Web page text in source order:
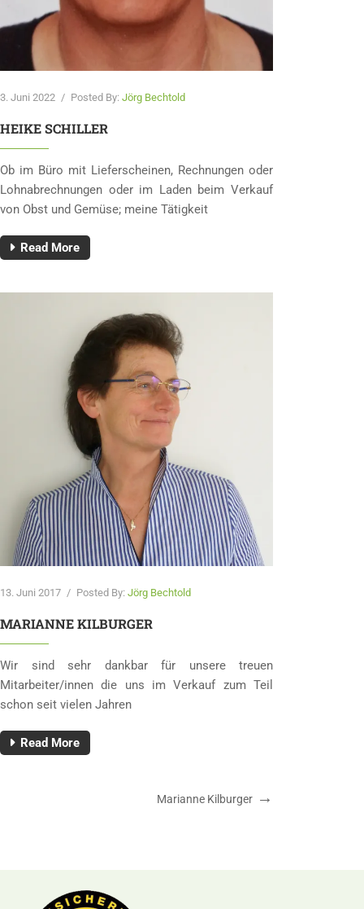
3. Juni 2022 / Posted By: Jörg Bechtold
HEIKE SCHILLER
Ob im Büro mit Lieferscheinen, Rechnungen oder
Lohnabrechnungen oder im Laden beim Verkauf
von Obst und Gemüse; meine Tätigkeit
Read More
13. Juni 2017 / Posted By: Jörg Bechtold
MARIANNE KILBURGER
Wir sind sehr dankbar für unsere treuen
Mitarbeiter/innen die uns im Verkauf zum Teil
schon seit vielen Jahren
Read More
Beitragsnavigation
Marianne Kilburger